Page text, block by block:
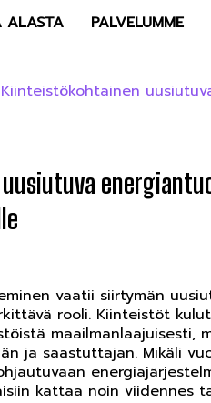
ALASTA PALVELUMME
Kiinteistökohtainen
vaatii siirtymän
rooli. Kiinteistöt
maailmanlaajuisesti,
ja saastuttajan. Mikäli
kattaa noin viidennes